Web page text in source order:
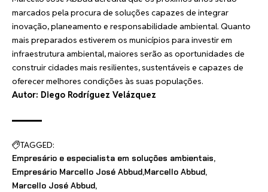
marcados pela procura de soluções capazes de integrar
inovação, planeamento e responsabilidade ambiental. Quanto
mais preparados estiverem os municípios para investir em
infraestrutura ambiental, maiores serão as oportunidades de
construir cidades mais resilientes, sustentáveis e capazes de
oferecer melhores condições às suas populações.
Autor: Diego Rodríguez Velázquez
TAGGED:
Empresário e especialista em soluções ambientais
Empresário Marcello José Abbud Marcello Abbud
Marcello José Abbud